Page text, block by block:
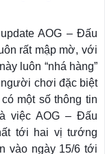
AOG – Đấu
rất mập mờ, với
luôn “nhá hàng”
người chơi đặc biệt
một số thông tin
việc AOG – Đấu
tới hai vị tướng
vào ngày 15/6 tới